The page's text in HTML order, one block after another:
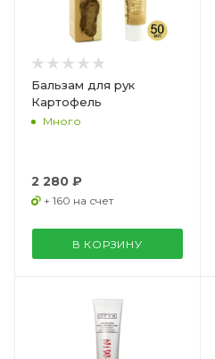
Бальзам для рук
Картофель
Много
2 280 ₽
+ 160 на счет
В КОРЗИНУ